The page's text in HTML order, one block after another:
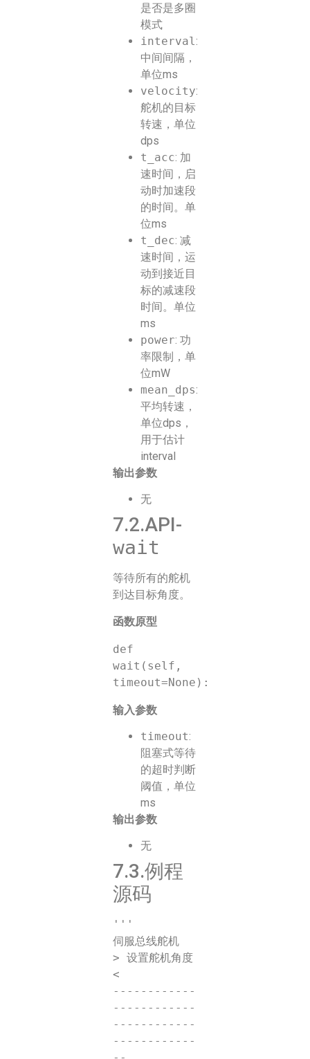
是否是多圈
模式
interval :
中间间隔，
单位ms
velocity:
舵机的目标
转速，单位
dps
t_acc: 加
速时间，启
动时加速段
的时间。单
位ms
t_dec: 减
速时间，运
动到接近目
标的减速段
时间。单位
ms
power: 功
率限制，单
位mW
mean_dps:
平均转速，
单位dps，
用于估计
interval
输出参数
无
7.2.API-
wait
等待所有的舵机
到达目标角度。
函数原型
def
wait(self,
输入参数
timeout:
阻塞式等待
的超时判断
阈值，单位
ms
输出参数
无
7.3.例程
源码
'''
伺服总线舵机
> 设置舵机角度
<
------------
------------
------------
------------